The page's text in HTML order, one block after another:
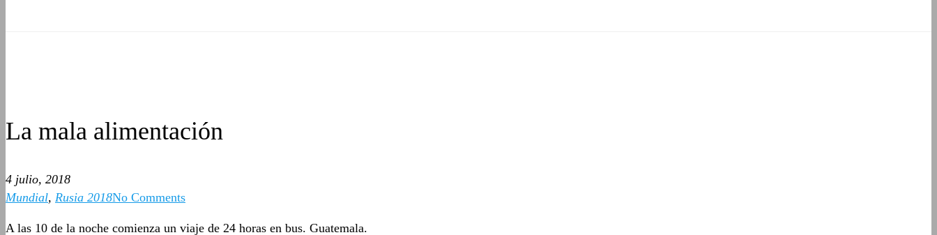
La mala alimentación
4 julio, 2018
Mundial, Rusia 2018No Comments
A las 10 de la noche comienza un viaje de 24 horas en bus. Guatemala.